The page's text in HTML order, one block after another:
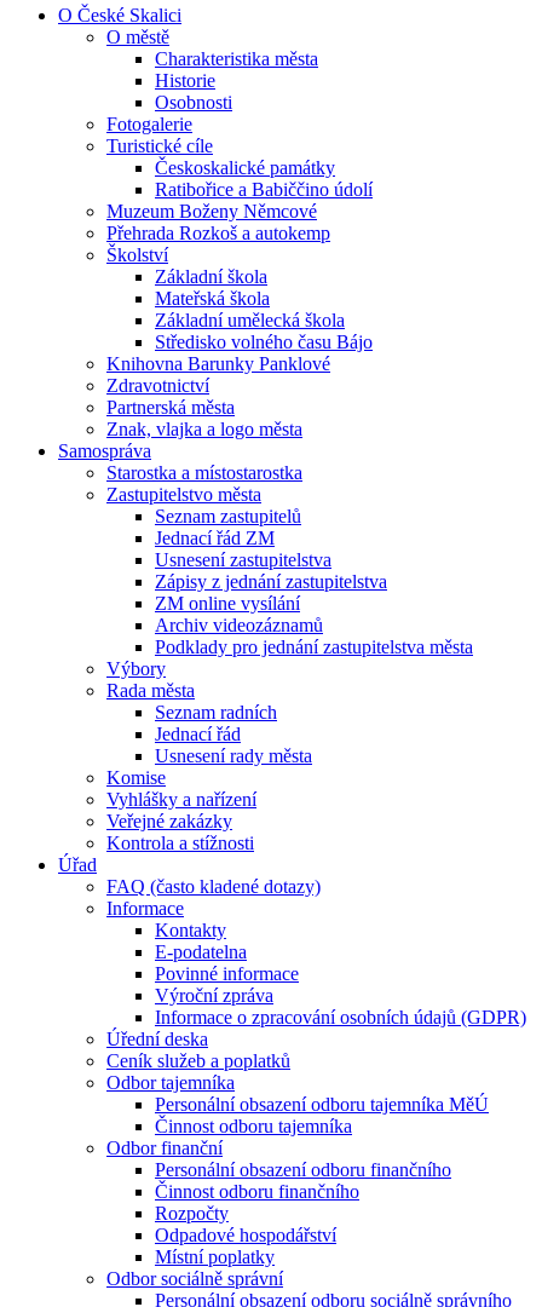
O České Skalici
O městě
Charakteristika města
Historie
Osobnosti
Fotogalerie
Turistické cíle
Českoskalické památky
Ratibořice a Babiččino údolí
Muzeum Boženy Němcové
Přehrada Rozkoš a autokemp
Školství
Základní škola
Mateřská škola
Základní umělecká škola
Středisko volného času Bájo
Knihovna Barunky Panklové
Zdravotnictví
Partnerská města
Znak, vlajka a logo města
Samospráva
Starostka a místostarostka
Zastupitelstvo města
Seznam zastupitelů
Jednací řád ZM
Usnesení zastupitelstva
Zápisy z jednání zastupitelstva
ZM online vysílání
Archiv videozáznamů
Podklady pro jednání zastupitelstva města
Výbory
Rada města
Seznam radních
Jednací řád
Usnesení rady města
Komise
Vyhlášky a nařízení
Veřejné zakázky
Kontrola a stížnosti
Úřad
FAQ (často kladené dotazy)
Informace
Kontakty
E-podatelna
Povinné informace
Výroční zpráva
Informace o zpracování osobních údajů (GDPR)
Úřední deska
Ceník služeb a poplatků
Odbor tajemníka
Personální obsazení odboru tajemníka MěÚ
Činnost odboru tajemníka
Odbor finanční
Personální obsazení odboru finančního
Činnost odboru finančního
Rozpočty
Odpadové hospodářství
Místní poplatky
Odbor sociálně správní
Personální obsazení odboru sociálně správního